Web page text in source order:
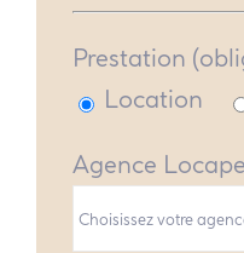
Prestation
Location
Agence